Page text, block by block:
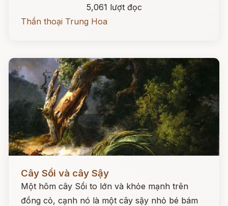
5,061 lượt đọc
Thần thoại Trung Hoa
Cây Sồi và cây Sậy
Một hôm cây Sồi to lớn và khỏe mạnh trên
đồng cỏ, cạnh nó là một cây sậy nhỏ bé bám